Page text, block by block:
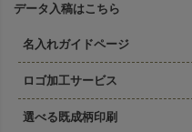
データ入稿はこちら
名入れガイドページ
ロゴ加工サービス
選べる既成柄印刷